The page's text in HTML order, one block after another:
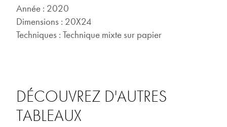
Année : 2020
Dimensions : 20X24
Techniques : Technique mixte sur papier
DÉCOUVREZ D'AUTRES
TABLEAUX